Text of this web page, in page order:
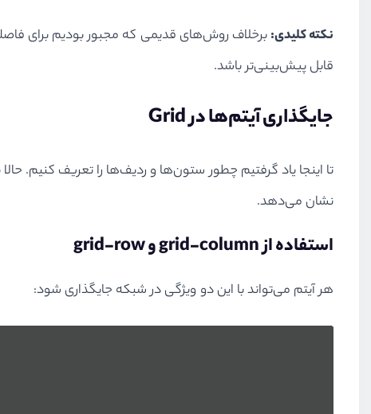
نکته کلیدی:
قابل پیش‌بینی‌تر باشد.
جایگذاری آیتم‌ها در Grid
نشان می‌دهد.
استفاده از grid-column و grid-row
هر آیتم می‌تواند با این دو ویژگی در شبکه جایگذاری شود: